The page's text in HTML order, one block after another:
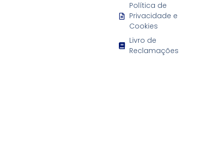
Política de
Privacidade e
Cookies
Livro de
Reclamações